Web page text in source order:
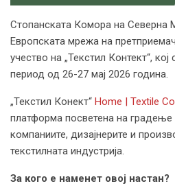
Стопанската Комора на Северна
Европската мрежа на
учество на „Текстил Контект“,
период од 26-27 мај 2026 година.
„Текстил Конект“ Home | Textile
платформа посветена на градење
компаниите, дизајнерите и
текстилната индустрија.
За кого е наменет овој настан?